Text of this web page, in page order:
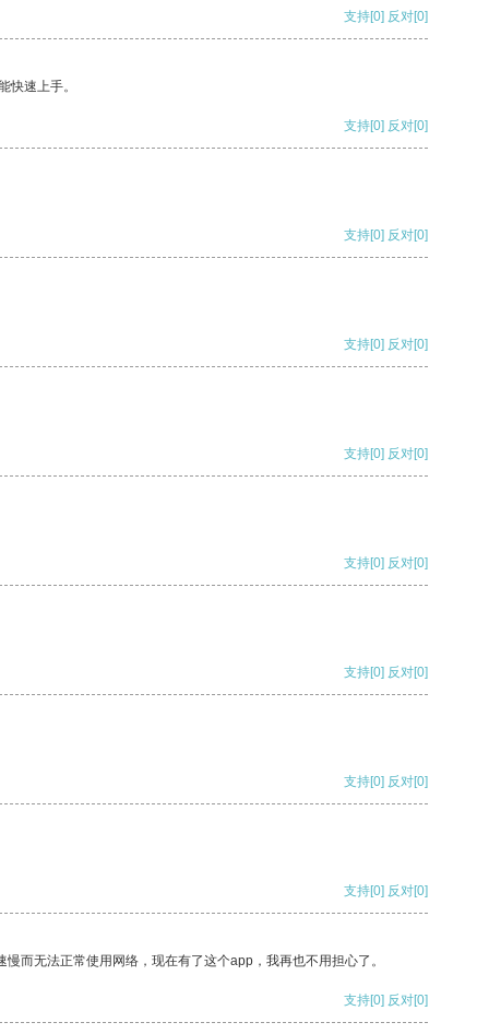
支持[0] 反对[0]
快速上手。
支持[0] 反对[0]
支持[0] 反对[0]
支持[0] 反对[0]
支持[0] 反对[0]
支持[0] 反对[0]
支持[0] 反对[0]
支持[0] 反对[0]
支持[0] 反对[0]
而无法正常使用网络，现在有了这个app，我再也不用担心了。
支持[0] 反对[0]